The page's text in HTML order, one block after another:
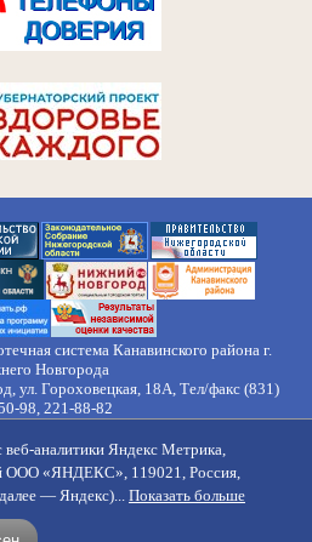
сайтов
система Канавинского района г.
Новгорода
ул. Гороховецкая, 18А, Тел/факс (831)
98, 221-88-82
коррупции
Противодействие
Напишите нам
веб-аналитики Яндекс Метрика,
ООО «ЯНДЕКС», 119021, Россия,
— Яндекс)... Показать больше